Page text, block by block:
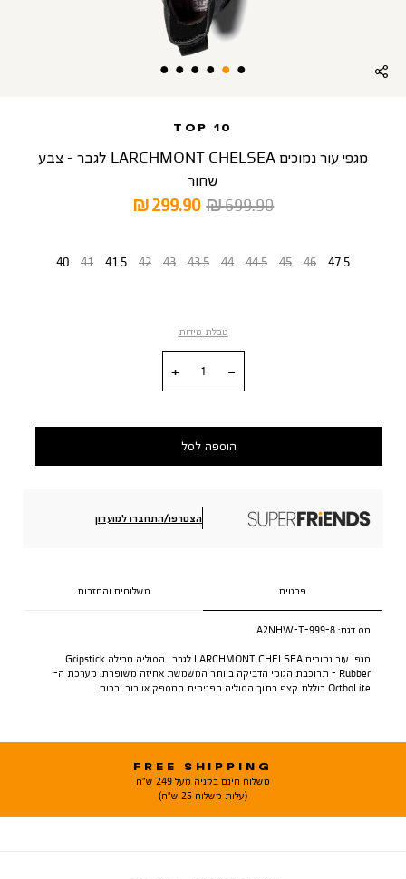
TOP 10
מגפי עור נמוכים LARCHMONT CHELSEA לגבר - צבע
שחור
מחיר
299.90 ₪
מחיר
699.90 ₪
40 41 41.5 42 43 43.5 44 44.5 45 46 47.5
טבלת מידות
הוספה לסל
הצטרפו/התחברו למועדון
פרטים משלוחים והחזרות
מס דגם: A2NHW-T-999-8
מגפי עור נמוכים LARCHMONT CHELSEA לגבר . הסוליה מכילה Gripstick
Rubber - תרוכבת הגומי הדביקה ביותר המשמשת אחיזה משופרת. מערכת ה-
OrthoLite כוללת קצף בתוך הסוליה הפנימית המספק אוורור ורכות
FREE SHIPPING
משלוח חינם בקניה מעל 249 ש"ח
(עלות משלוח 25 ש"ח)